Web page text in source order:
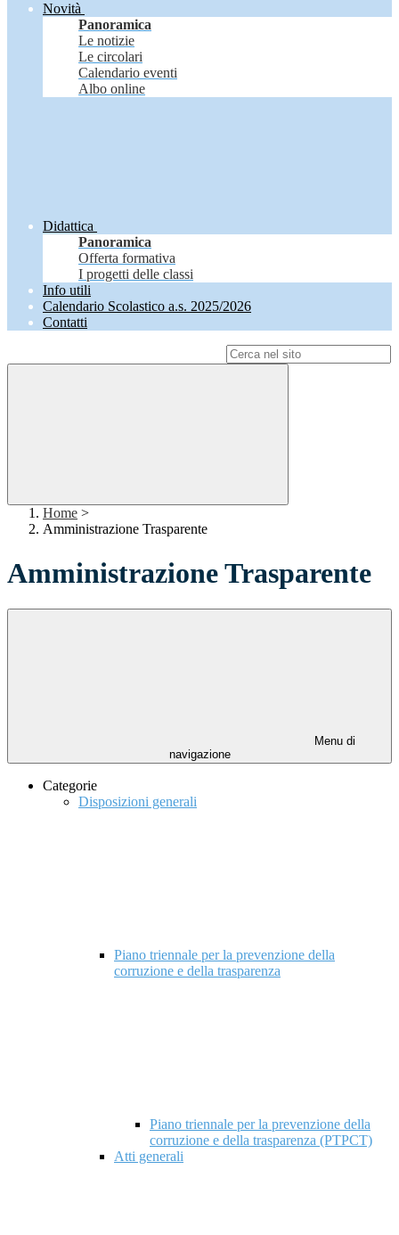
Novità
Panoramica
Le notizie
Le circolari
Calendario eventi
Albo online
Didattica
Panoramica
Offerta formativa
I progetti delle classi
Info utili
Calendario Scolastico a.s. 2025/2026
Contatti
Home >
Amministrazione Trasparente
Amministrazione Trasparente
Menu di
navigazione
Categorie
Disposizioni generali
Piano triennale per la prevenzione della
corruzione e della trasparenza
Piano triennale per la prevenzione della
corruzione e della trasparenza (PTPCT)
Atti generali